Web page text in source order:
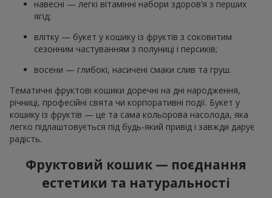
навесні — легкі вітамінні набори здоров’я з перших
ягід;
влітку — букет у кошику із фруктів з соковитим
сезонним частуванням з полуниці і персиків;
восени — глибокі, насичені смаки слив та груш.
Тематичні фруктові кошики доречні на дні народження,
річниці, професійні свята чи корпоративні події. Букет у
кошику із фруктів — це та сама кольорова насолода, яка
легко підлаштовується під будь-який привід і завжди дарує
радість.
Фруктовий кошик — поєднання
естетики та натуральності